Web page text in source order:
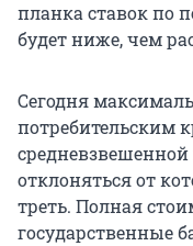
планка ставок по
будет ниже, чем
Сегодня
потребительским
отклоняться от
треть. Полная
государственные